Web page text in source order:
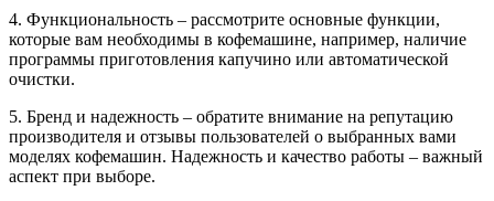
4. Функциональность – рассмотрите основные функции,
которые вам необходимы в кофемашине, например, наличие
программы приготовления капучино или автоматической
очистки.
5. Бренд и надежность – обратите внимание на репутацию
производителя и отзывы пользователей о выбранных вами
моделях кофемашин. Надежность и качество работы – важный
аспект при выборе.